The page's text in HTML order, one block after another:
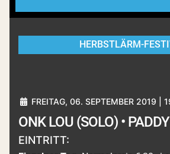
HERBSTLÄRM-
FREITAG, 06. SEPTEMBER 2019 |
ONK LOU (SOLO) •
EINTRITT: